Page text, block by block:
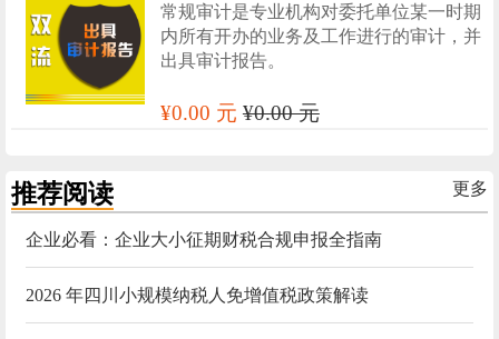
常规审计是专业机构对委托单位某一时期
内所有开办的业务及工作进行的审计，并
出具审计报告。
¥0.00 元¥0.00 元
更多
推荐阅读
企业必看：企业大小征期财税合规申报全指南
2026 年四川小规模纳税人免增值税政策解读